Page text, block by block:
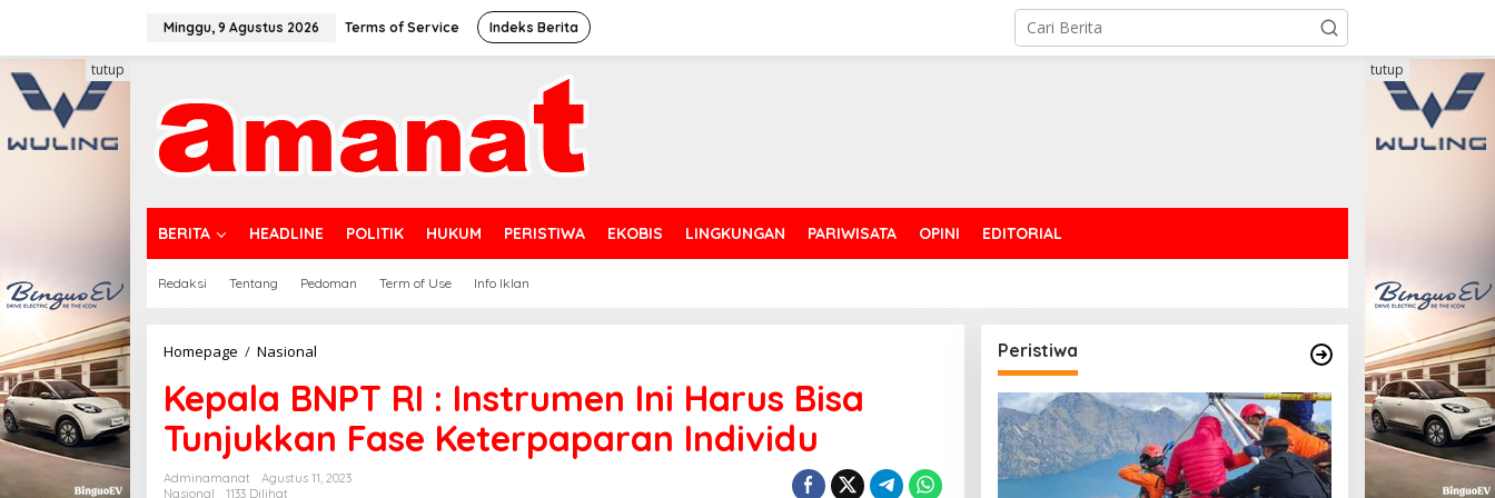
Minggu, 9 Agustus 2026 Terms of Service Indeks Berita
BERITA HEADLINE POLITIK HUKUM PERISTIWA EKOBIS LINGKUNGAN PARIWISATA OPINI EDITORIAL
Redaksi Tentang Pedoman Term of Use Info Iklan
tutup tutup
Homepage / Nasional
RI
:
Instrumen
Ini
Harus
Bisa
Kepala BNPT RI : Instrumen Ini Harus Bisa
Tunjukkan Fase Keterpaparan Individu
Adminamanat
Agustus 11, 2023
Nasional
1133 Dilihat
Peristiwa